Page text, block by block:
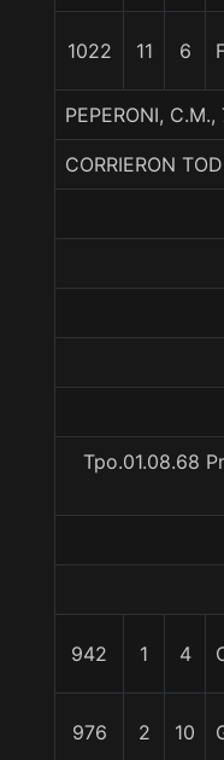
1022 11 6
PEPERONI,
CORRIERON
Tpo.01.08.68
942 1 4
976 2 10